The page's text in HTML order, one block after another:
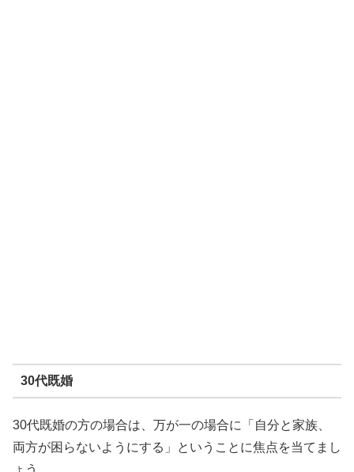
30代既婚
30代既婚の方の場合は、万が一の場合に「自分と家族、
両方が困らないようにする」ということに焦点を当てまし
ょう。